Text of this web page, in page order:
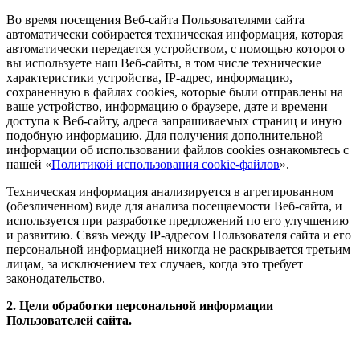
Во время посещения Веб-сайта Пользователями сайта
автоматически собирается техническая информация, которая
автоматически передается устройством, с помощью которого
вы используете наш Веб-сайты, в том числе технические
характеристики устройства, IP-адрес, информацию,
сохраненную в файлах cookies, которые были отправлены на
ваше устройство, информацию о браузере, дате и времени
доступа к Веб-сайту, адреса запрашиваемых страниц и иную
подобную информацию. Для получения дополнительной
информации об использовании файлов cookies ознакомьтесь с
нашей «Политикой использования cookie-файлов».
Техническая информация анализируется в агрегированном
(обезличенном) виде для анализа посещаемости Веб-сайта, и
используется при разработке предложений по его улучшению
и развитию. Связь между IP-адресом Пользователя сайта и его
персональной информацией никогда не раскрывается третьим
лицам, за исключением тех случаев, когда это требует
законодательство.
2. Цели обработки персональной информации
Пользователей сайта.